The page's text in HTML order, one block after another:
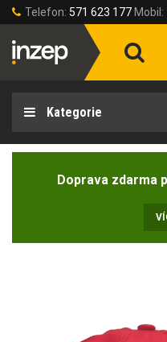
Telefon: 571 623 177 Mobil:
Kategorie
Doprava zdarma